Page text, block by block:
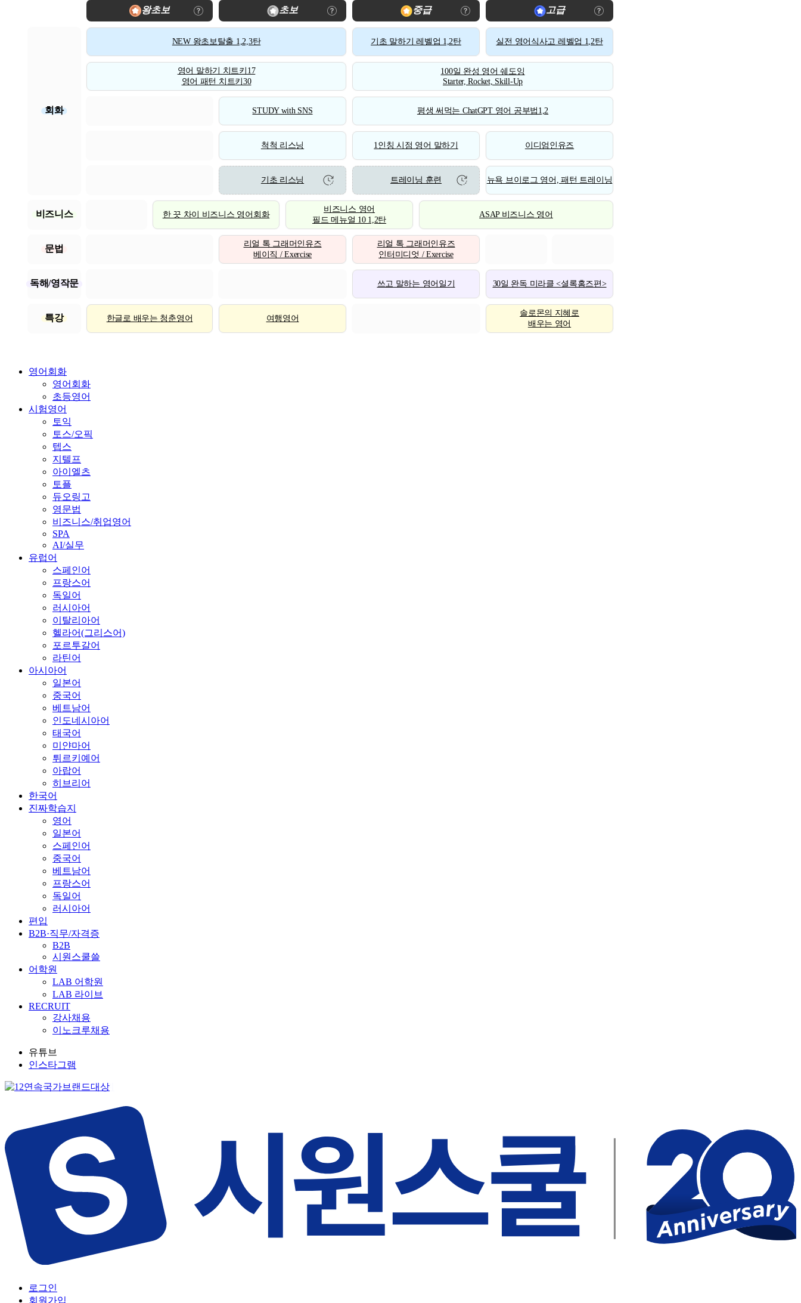
왕초보 초보 중급 고급
회화
NEW 왕초보탈출 1,2,3탄 기초 말하기 레벨업 1,2탄 실전 영어식사고 레벨업 1,2탄
영어 말하기 치트키17
영어 패턴 치트키30
100일 완성 영어 쉐도잉
Starter, Rocket, Skill-Up
STUDY with SNS 평생 써먹는 ChatGPT 영어 공부법1,2
척척 리스닝 1인칭 시점 영어 말하기 이디엄인유즈
기초 리스닝 트레이닝 훈련 뉴욕 브이로그 영어, 패턴 트레이닝
비즈니스 한 끗 차이 비즈니스 영어회화
비즈니스 영어
필드 메뉴얼 10 1,2탄
ASAP 비즈니스 영어
문법
리얼 톡 그래머인유즈
베이직 / Exercise
리얼 톡 그래머인유즈
인터미디엇 / Exercise
독해/영작문 쓰고 말하는 영어일기 30일 완독 미라클 <셜록홈즈편>
특강 한글로 배우는 청춘영어 여행영어
솔로몬의 지혜로
배우는 영어
영어회화
영어회화
초등영어
시험영어
토익
토스/오픽
텝스
지텔프
아이엘츠
토플
듀오링고
영문법
비즈니스/취업영어
SPA
AI/실무
유럽어
스페인어
프랑스어
독일어
러시아어
이탈리아어
헬라어(그리스어)
포르투갈어
라틴어
아시아어
일본어
중국어
베트남어
인도네시아어
태국어
미얀마어
튀르키예어
아랍어
히브리어
한국어
진짜학습지
영어
일본어
스페인어
중국어
베트남어
프랑스어
독일어
러시아어
편입
B2B·직무/자격증
B2B
시원스쿨쓸
어학원
LAB 어학원
LAB 라이브
RECRUIT
강사채용
이노크루채용
유튜브
인스타그램
로그인
회원가입